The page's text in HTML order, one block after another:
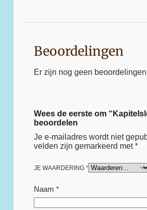
Beoordelingen
Er zijn nog geen
Wees de eerste om
beoordelen
Je e-mailadres wordt niet
velden zijn gemarkeerd met*
JE WAARDERING *
Naam *